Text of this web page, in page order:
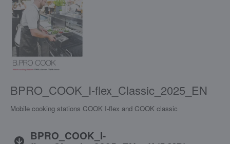
BPRO_COOK_I-flex_Classic_2025_EN
Mobile cooking stations COOK I-flex and COOK classic
BPRO_COOK_I-